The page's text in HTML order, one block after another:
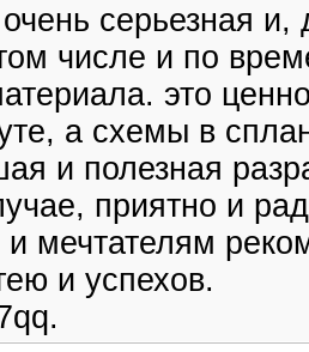
серьезная и,
числе и по
это
а схемы в
и полезная
приятно и
мечтателям
и успехов.